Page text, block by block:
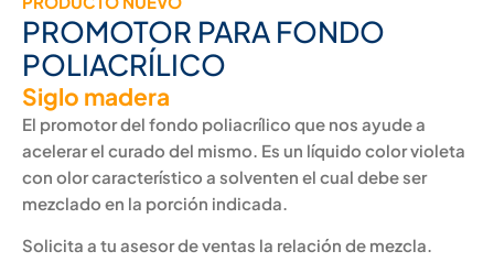
PROMOTOR PARA FONDO
POLIACRÍLICO
Siglo madera
El promotor del fondo poliacrílico que nos ayude a
acelerar el curado del mismo. Es un líquido color violeta
con olor característico a solventen el cual debe ser
mezclado en la porción indicada.
Solicita a tu asesor de ventas la relación de mezcla.